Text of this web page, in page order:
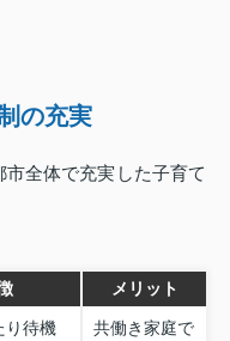
の充実
全体で充実した子育て
メリット
り待機
共働き家庭で